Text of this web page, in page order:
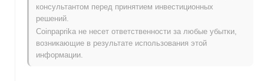
За последние 7 дней Villa Coin вырос на0.00%, отставая от
общего криптовалютного рынка который показал рост на
0.84%. Это указывает на временное отставание в ценовом
движении VLC относительно более широкого рыночного
импульса.
консультантом перед принятием инвестиционных
решений.
Coinpaprika не несет ответственности за любые убытки,
возникающие в результате использования этой
информации.